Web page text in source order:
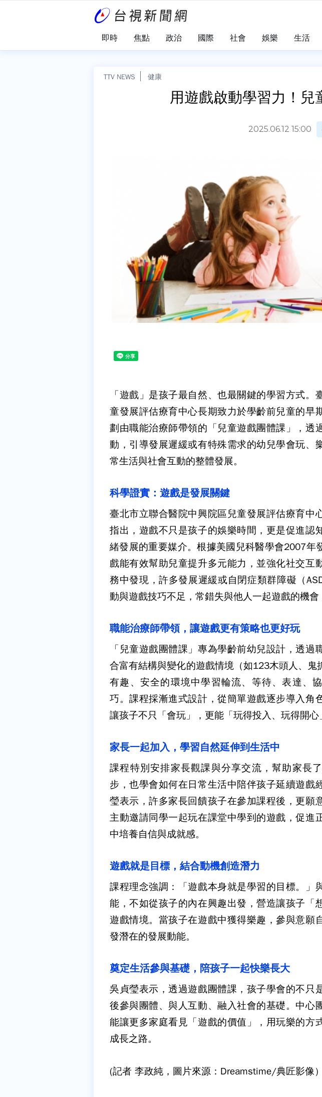
即時 焦點 政治 國際 社會 娛樂 生活
TTV NEWS 健康
用遊戲啟動學習力！
2025.06.12 15:00
「遊戲」是孩子最自然、也最關鍵的學習方式。
童發展評估療育中心長期致力於學齡前兒童的早
劃由職能治療師帶領的「兒童遊戲團體課」，透
動，引導發展遲緩或有特殊需求的幼兒學會玩、
常生活與社會互動的整體發展。
科學證實：遊戲是發展關鍵
臺北市立聯合醫院中興院區兒童發展評估療育中
指出， 遊戲不只是孩子的娛樂時間，更是促進認
緒發展的重要媒介。根據美國兒科醫學會2007年
戲能有效幫助兒童提升多元能力，並強化社交互
務中發現，許多發展遲緩或自閉症類群障礙（
動與遊戲技巧不足，常錯失與他人一起遊戲的機會
職能治療師帶領，讓遊戲更有策略也更好玩
「兒童遊戲團體課」專為學齡前幼兒設計，透過
合富有結構與變化的遊戲情境（如123木頭人、鬼
有趣、安全的環境中學習輪流、等待、表達、
巧。課程採漸進式設計，從簡單遊戲逐步導入角
讓孩子不只「會玩」，更能「玩得投入、玩得開心
家長一起加入，學習自然延伸到生活中
課程特別安排家長觀課與分享交流，幫助家長
步，也學會如何在日常生活中陪伴孩子延續遊戲
瑩表示，許多家長回饋孩子在參加課程後，更願
主動邀請同學一起玩在課堂中學到的遊戲，促進
中培養自信與成就感。
遊戲就是目標，結合動機創造潛力
課程理念強調：「遊戲本身就是學習的目標。」
能，不如從孩子的內在興趣出發，營造讓孩子「
遊戲情境。當孩子在遊戲中獲得樂趣，參與意願
發潛在的發展動能。
奠定生活參與基礎，陪孩子一起快樂長大
吳貞瑩表示，透過遊戲團體課，孩子學會的不只
後參與團體、與人互動、融入社會的基礎。中心
能讓更多家庭看見「遊戲的價值」，用玩樂的方
成長之路。
(記者 李政純，圖片來源：Dreamstime/典匠影像）